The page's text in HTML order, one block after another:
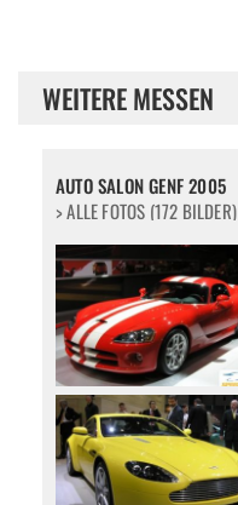
WEITERE MESSEN
AUTO SALON GENF 2005
> ALLE FOTOS (172 BILDER)